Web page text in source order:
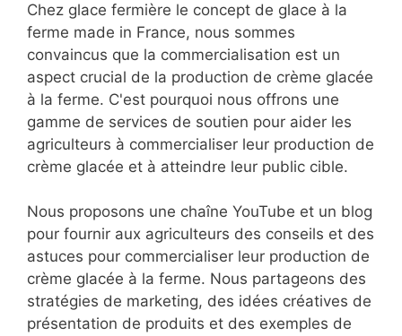
Chez glace fermière le concept de glace à la
ferme made in France, nous sommes
convaincus que la commercialisation est un
aspect crucial de la production de crème glacée
à la ferme. C'est pourquoi nous offrons une
gamme de services de soutien pour aider les
agriculteurs à commercialiser leur production de
crème glacée et à atteindre leur public cible.
Nous proposons une chaîne YouTube et un blog
pour fournir aux agriculteurs des conseils et des
astuces pour commercialiser leur production de
crème glacée à la ferme. Nous partageons des
stratégies de marketing, des idées créatives de
présentation de produits et des exemples de